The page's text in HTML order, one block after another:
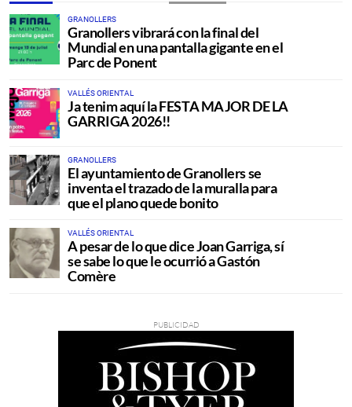
GRANOLLERS
Granollers vibrará con la final del
Mundial en una pantalla gigante en el
Parc de Ponent
VALLÉS ORIENTAL
Ja tenim aquí la FESTA MAJOR DE LA
GARRIGA 2026!!
GRANOLLERS
El ayuntamiento de Granollers se
inventa el trazado de la muralla para
que el plano quede bonito
VALLÉS ORIENTAL
A pesar de lo que dice Joan Garriga, sí
se sabe lo que le ocurrió a Gastón
Comère